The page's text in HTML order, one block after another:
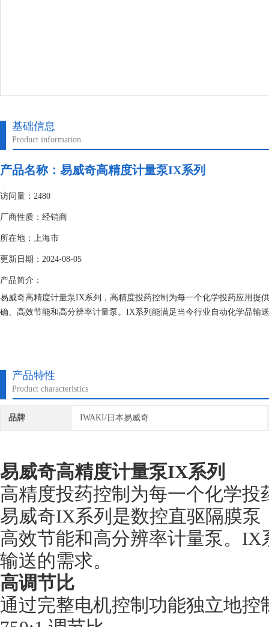
基础信息
Product information
产品名称： 易威奇高精度计量泵IX系列
访问量：2480
厂商性质：经销商
所在地：上海市
更新日期：2024-08-05
产品简介：
易威奇高精度计量泵IX系列，高精度投药控制为每一个化学投药应用提
确、高效节能和高分辨率计量泵。IX系列能满足当今行业自动化学品输
产品特性
Product characteristics
品牌 IWAKI/日本易威奇
易威奇高精度计量泵IX系列
高精度投药控制为每一个化学
易威奇IX系列是数控直驱隔膜
高效节能和高分辨率计量泵。
输送的需求。
高调节比
通过完整电机控制功能独立地